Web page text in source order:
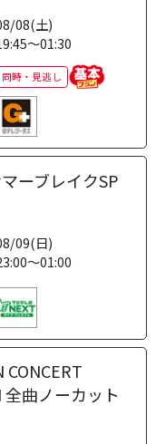
08(土)
～01:30
同時・見逃し
ーブレイクSP
09(日)
～01:00
CONCERT
全曲ノーカット